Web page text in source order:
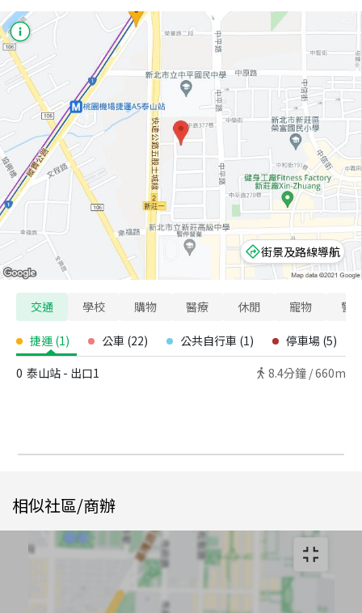
街景及路線導航
交通 學校 購物 醫療 休閒 寵物 警
捷運 (1) 公車 (22) 公共自行車 (1) 停車場 (5)
0 泰山站 - 出口1 8.4分鐘 /660m
相似社區/商辦